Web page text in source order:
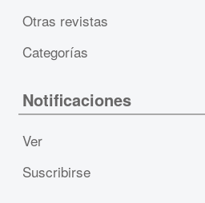
Otras revistas
Categorías
Notificaciones
Ver
Suscribirse